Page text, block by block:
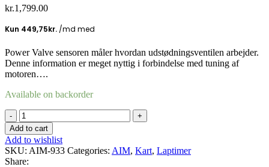
kr.1,799.00
Power Valve sensoren måler hvordan udstødningsventilen arbejder.
Denne information er meget nyttig i forbindelse med tuning af
motoren….
Available on backorder
MyChron4/5
Power
Valve
sensor
quantity
Add to cart
Add to wishlist
SKU: AIM-933 Categories: AIM, Kart, Laptimer
Share: